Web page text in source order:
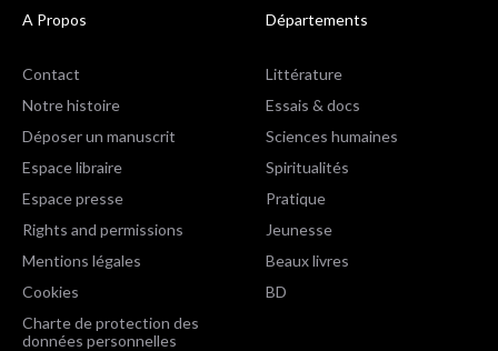
A Propos
Contact
Notre histoire
Déposer un manuscrit
Espace libraire
Espace presse
Rights and permissions
Mentions légales
Cookies
Charte de protection des
données personnelles
Départements
Littérature
Essais & docs
Sciences humaines
Spiritualités
Pratique
Jeunesse
Beaux livres
BD